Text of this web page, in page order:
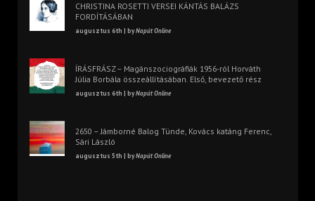
CHRISTINA ROSETTI VERSEI KÁNTÁS BALÁZS
FORDÍTÁSÁBAN
augusztus 6th | byNapút Online
ÍRÁSFRÁSZ – Magánszociográfiák 1956-ról Horváth
Júlia Borbála összeállításában. Első, bevezető rész
augusztus 6th | byNapút Online
2650 – Jámborné Balog Tünde, Kovács katáng Ferenc,
Sári László
augusztus 5th | byNapút Online